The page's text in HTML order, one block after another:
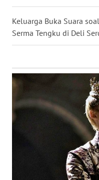
Keluarga Buka Suara
Serma Tengku di Deli
KALBAR
KALTARA